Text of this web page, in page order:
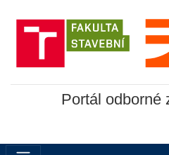
Portál odborné